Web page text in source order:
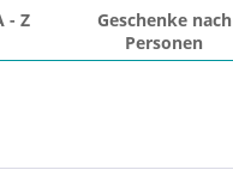
- Z
Geschenke nach
Personen